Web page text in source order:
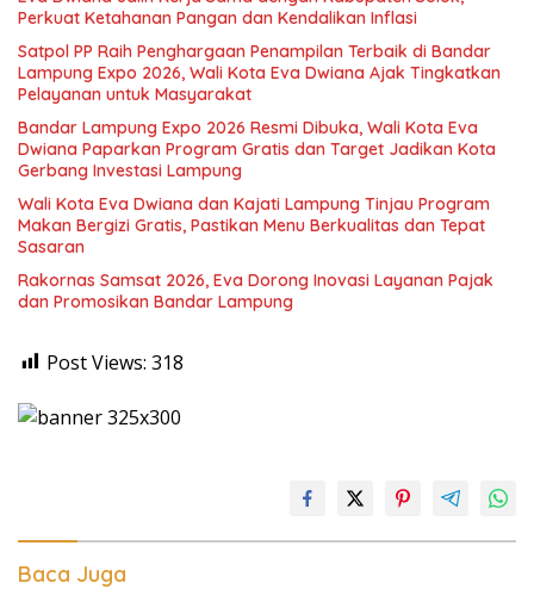
Perkuat Ketahanan Pangan dan Kendalikan Inflasi
Satpol PP Raih Penghargaan Penampilan Terbaik di Bandar
Lampung Expo 2026, Wali Kota Eva Dwiana Ajak Tingkatkan
Pelayanan untuk Masyarakat
Bandar Lampung Expo 2026 Resmi Dibuka, Wali Kota Eva
Dwiana Paparkan Program Gratis dan Target Jadikan Kota
Gerbang Investasi Lampung
Wali Kota Eva Dwiana dan Kajati Lampung Tinjau Program
Makan Bergizi Gratis, Pastikan Menu Berkualitas dan Tepat
Sasaran
Rakornas Samsat 2026, Eva Dorong Inovasi Layanan Pajak
dan Promosikan Bandar Lampung
Post Views: 318
Baca Juga